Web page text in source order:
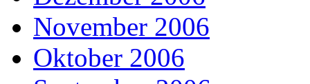
November 2006
Oktober 2006